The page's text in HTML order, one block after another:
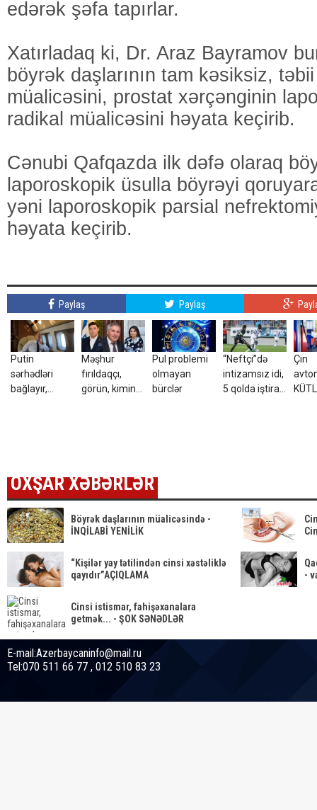
edərək şəfa tapırlar.
Xatırladaq ki, Dr. Araz Bayramov
böyrək daşlarının tam kəsiksiz,
müalicəsini, prostat xərçənginin
radikal müalicəsini həyata keçirib.
Cənubi Qafqazda ilk dəfə olaraq
laporoskopik üsulla böyrəyi
yəni laporoskopik parsial
həyata keçirib.
Paylaş Paylaş
Putin
sərhədləri
bağlayır,
Məşhur
fırıldaqçı,
görün, kimin
Pul problemi
olmayan
bürclər
“Neftçi”də
intizamsız idi,
5 qolda iştirak
Çin
OXŞAR XƏBƏRLƏR
Böyrək daşlarının müalicəsində -
İNQİLABİ YENİLİK
“Kişilər yay tətilindən cinsi xəstəliklə
qayıdır”AÇIQLAMA
-
Cinsi istismar, fahişəxanalara
getmək... - ŞOK SƏNƏDLƏR
E-mail:Azerbaycaninfo@mail.ru
Tel:070 511 66 77 , 012 510 83 23